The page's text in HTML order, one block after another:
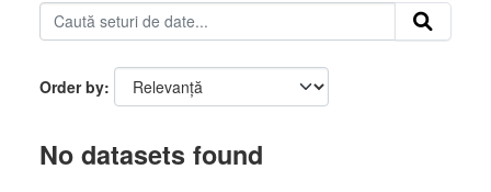
Order by
No datasets found